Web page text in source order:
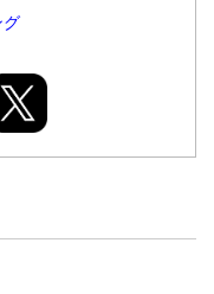
グ